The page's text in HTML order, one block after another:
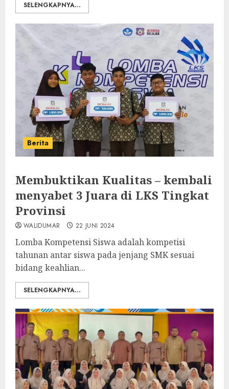
SELENGKAPNYA...
Berita
Membuktikan Kualitas – kembali
menyabet 3 Juara di LKS Tingkat
Provinsi
WALIDUMAR 22 JUNI 2024
Lomba Kompetensi Siswa adalah kompetisi
tahunan antar siswa pada jenjang SMK sesuai
bidang keahlian...
SELENGKAPNYA...